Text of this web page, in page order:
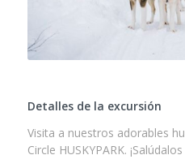
Detalles de la excursión
Visita a nuestros adorables
Circle HUSKYPARK.